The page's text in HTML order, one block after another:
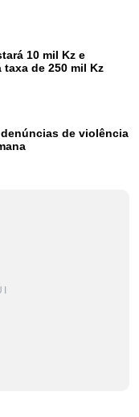
10 mil Kz e
de 250 mil Kz
de violência